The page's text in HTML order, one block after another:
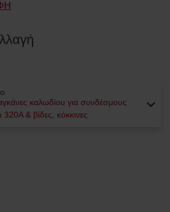
καλωδίου για συνδέσμους
& βίδες, κόκκινες